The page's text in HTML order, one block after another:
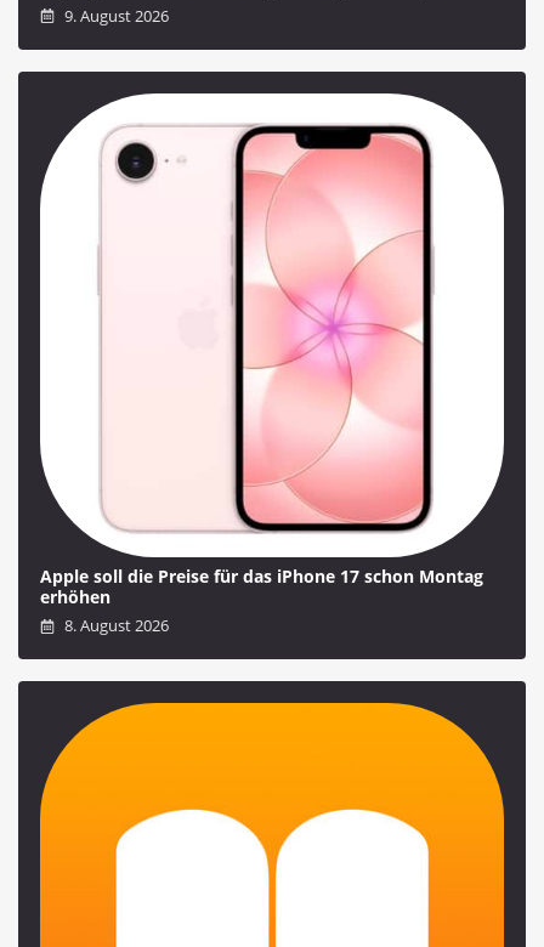
9. August 2026
Apple soll die Preise für das iPhone 17 schon Montag
erhöhen
8. August 2026